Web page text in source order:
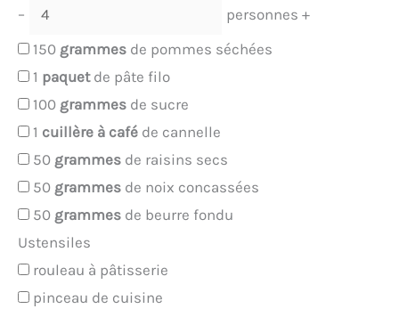
–
personnes +
150 grammes de pommes séchées
1 paquetde pâte filo
100 grammes de sucre
1 cuillère à café de cannelle
50 grammes de raisins secs
50 grammes de noix concassées
50 grammes de beurre fondu
Ustensiles
rouleau à pâtisserie
pinceau de cuisine